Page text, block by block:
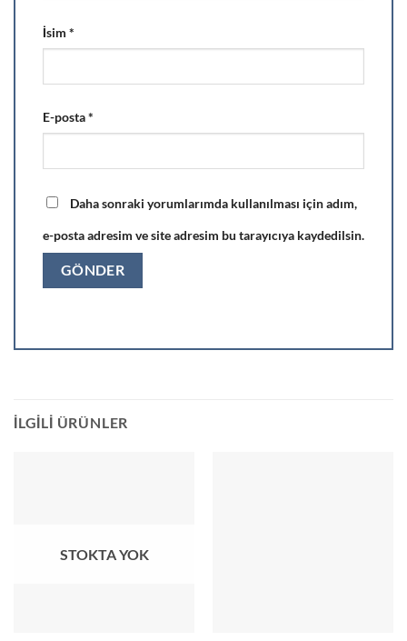
İsim *
E-posta*
Daha sonraki yorumlarımda kullanılması için adım,
e-posta adresim ve site adresim bu tarayıcıya kaydedilsin.
İLGILI ÜRÜNLER
STOKTA YOK